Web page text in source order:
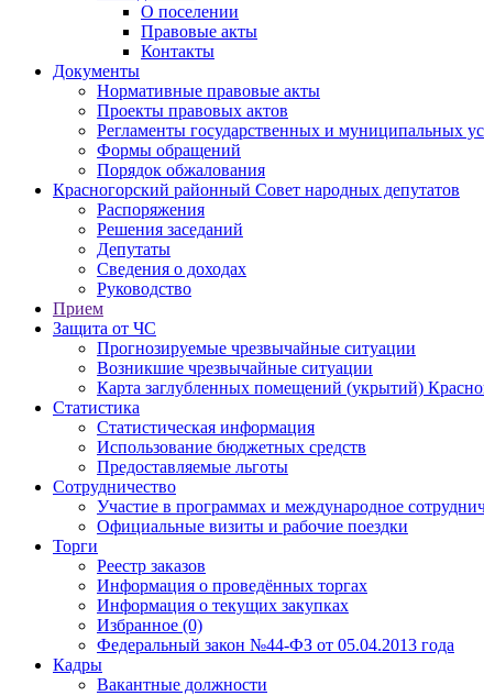
О поселении
Правовые акты
Контакты
Документы
Нормативные правовые акты
Проекты правовых актов
Регламенты государственных и муниципальных
Формы обращений
Порядок обжалования
Красногорский районный Совет народных депутатов
Распоряжения
Решения заседаний
Депутаты
Сведения о доходах
Руководство
Прием
Защита от ЧС
Прогнозируемые чрезвычайные ситуации
Возникшие чрезвычайные ситуации
Карта заглубленных помещений (укрытий)
Статистика
Статистическая информация
Использование бюджетных средств
Предоставляемые льготы
Сотрудничество
Участие в программах и международное
Официальные визиты и рабочие поездки
Торги
Реестр заказов
Информация о проведённых торгах
Информация о текущих закупках
Избранное (0)
Федеральный закон №44-ФЗ от 05.04.2013 года
Кадры
Вакантные должности